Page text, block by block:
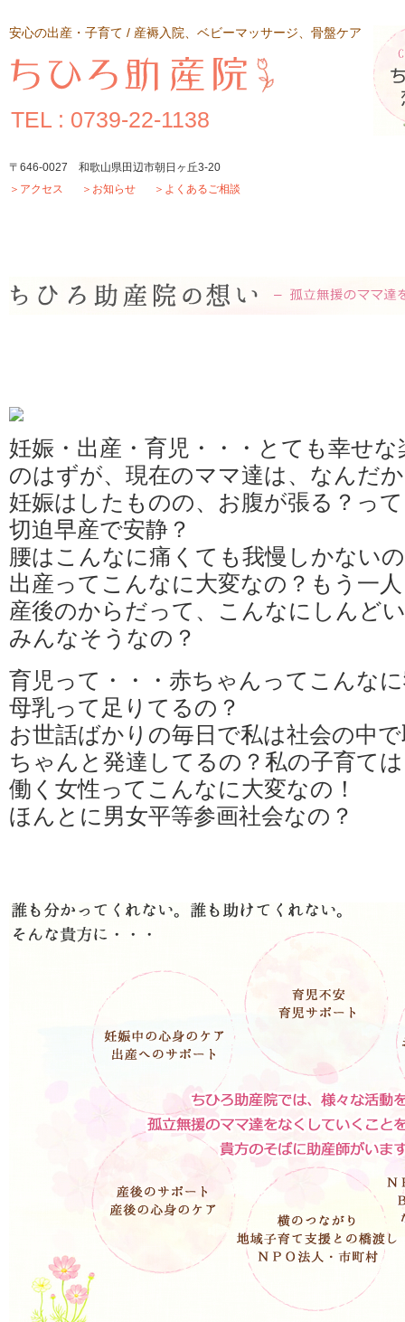
安心の出産・子育て / 産褥入院、ベビーマッサージ、骨盤ケア
TEL : 0739-22-1138
〒646-0027 和歌山県田辺市朝日ヶ丘3-20
＞ アクセス ＞ お知らせ ＞ よくあるご相談
妊娠・出産・育児・・・とても幸せ
のはずが、現在のママ達は、なんだ
妊娠はしたものの、お腹が張る？っ
切迫早産で安静？
腰はこんなに痛くても我慢しかない
出産ってこんなに大変なの？もう一
産後のからだって、こんなにしんど
みんなそうなの？
育児って・・・赤ちゃんってこんな
母乳って足りてるの？
お世話ばかりの毎日で私は社会の中
ちゃんと発達してるの？私の子育て
働く女性ってこんなに大変なの！
ほんとに男女平等参画社会なの？